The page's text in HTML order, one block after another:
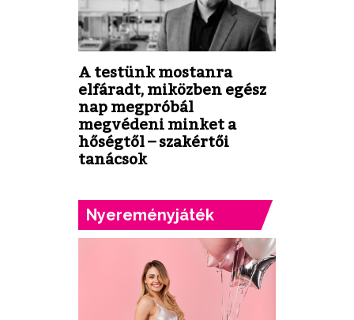
A testünk mostanra
elfáradt, miközben egész
nap megpróbál
megvédeni minket a
hőségtől – szakértői
tanácsok
Nyereményjáték